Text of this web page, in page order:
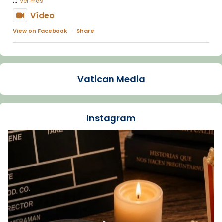
Vídeo
View on Facebook · Share
Arquebisbat de Barcelona
La Carmina va patir depressió. Fa gairebé
dos mesos, a l'Estadi Lluís Companys, la
Recupera l'entrevista comp
Vatican
tican News 👇
www.vaticannews.va/es/iglesia/news/2026-
07/carmina-historia-depresion-papa-viaje-
espana-testimoni...
Foto
Vatican Media
Instagram